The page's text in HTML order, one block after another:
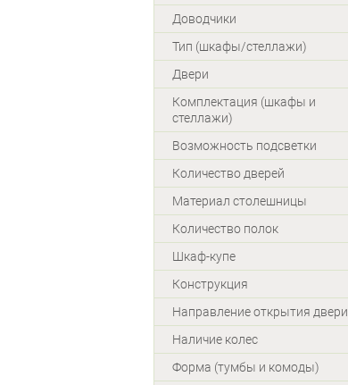
Доводчики
Тип (шкафы/стеллажи)
Двери
Комплектация (шкафы и
стеллажи)
Возможность подсветки
Количество дверей
Материал столешницы
Количество полок
Шкаф-купе
Конструкция
Направление открытия двери
Наличие колес
Форма (тумбы и комоды)